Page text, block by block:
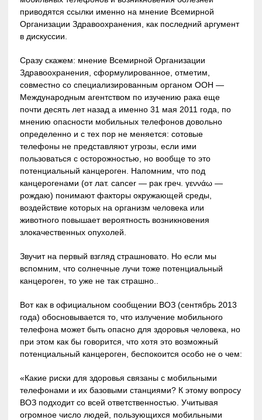
приводятся ссылки именно на мнение Всемирной
Организации Здравоохранения, как последний аргумент
в дискуссии.
Сразу скажем: мнение Всемирной Организации
Здравоохранения, сформулированное, отметим,
совместно со специализированным органом ООН —
Международным агентством по изучению рака еще
почти десять лет назад а именно 31 мая 2011 года, по
мнению опасности мобильных телефонов довольно
определенно и с тех пор не меняется: сотовые
телефоны не представляют угрозы, если ими
пользоваться с осторожностью, но вообще то это
потенциальный канцероген. Напомним, что под
канцерогенами (от лат. cancer — рак греч. γεννάω —
рождаю) понимают факторы окружающей среды,
воздействие которых на организм человека или
животного повышает вероятность возникновения
злокачественных опухолей.
Звучит на первый взгляд страшновато. Но если мы
вспомним, что солнечные лучи тоже потенциальный
канцероген, то уже не так страшно..
Вот как в официальном сообщении ВОЗ (сентябрь 2013
года) обосновывается то, что излучение мобильного
телефона может быть опасно для здоровья человека, но
при этом как бы говорится, что хотя это возможный
потенциальный канцероген, беспокоится особо не о чем:
«Какие риски для здоровья связаны с мобильными
телефонами и их базовыми станциями? К этому вопросу
ВОЗ подходит со всей ответственностью. Учитывая
огромное число людей, пользующихся мобильными